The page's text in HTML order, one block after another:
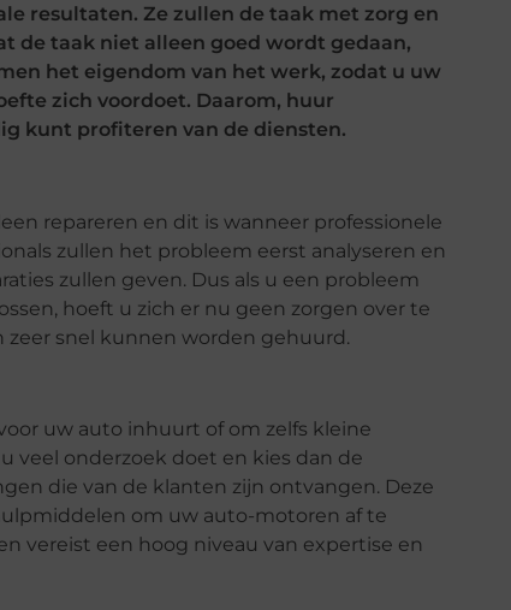
resultaten. Ze zullen de taak met zorg en
de taak niet alleen goed wordt gedaan,
het eigendom van het werk, zodat u uw
zich voordoet. Daarom, huur
kunt profiteren van de diensten.
repareren en dit is wanneer professionele
zullen het probleem eerst analyseren en
zullen geven. Dus als u een probleem
hoeft u zich er nu geen zorgen over te
zeer snel kunnen worden gehuurd.
uw auto inhuurt of om zelfs kleine
veel onderzoek doet en kies dan de
die van de klanten zijn ontvangen. Deze
om uw auto-motoren af te
vereist een hoog niveau van expertise en